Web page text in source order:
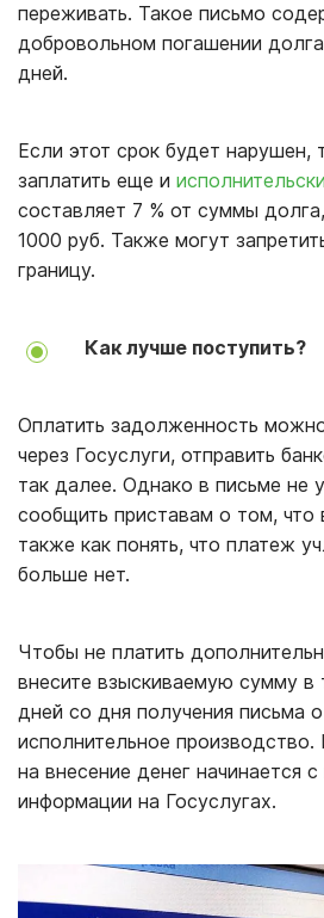
переживать. Такое письмо
добровольном погашении долга
дней.
Если этот срок будет нарушен,
заплатить еще и
составляет 7 % от суммы
1000 руб. Также могут
границу.
Как лучше поступить?
Оплатить задолженность
через Госуслуги, отправить
так далее. Однако в письме не
сообщить приставам о том, что
также как понять, что платеж
больше нет.
Чтобы не платить
внесите взыскиваемую сумму в
дней со дня получения письма
исполнительное производство.
на внесение денег начинается
информации на Госуслугах.